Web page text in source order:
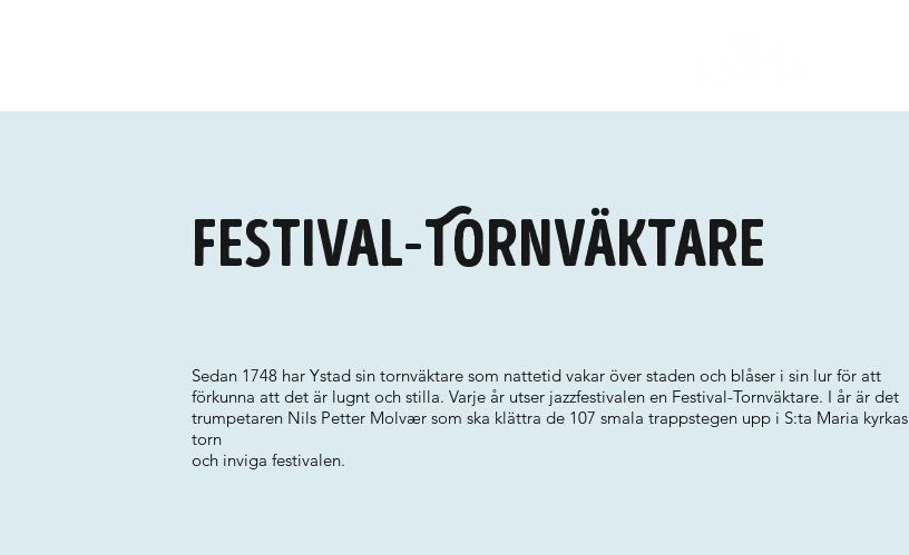
Festival-Tornväktare
Sedan 1748 har Ystad sin tornväktare som nattetid vakar över staden och blåser i sin lur för att
förkunna att det är lugnt och stilla. Varje år utser jazzfestivalen en Festival-Tornväktare. I år är det
trumpetaren Nils Petter Molvær som ska klättra de 107 smala trappstegen upp i S:ta Maria kyrkas
torn
och inviga festivalen.